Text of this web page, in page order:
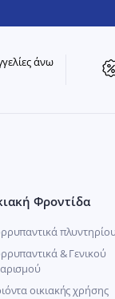
άνω
Φροντίδα
& Γενικού
οικιακής χρήσης